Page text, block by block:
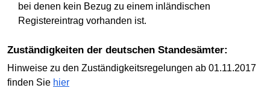
bei denen kein Bezug zu einem inländischen
Registereintrag vorhanden ist.
Zuständigkeiten der deutschen Standesämter:
Hinweise zu den Zuständigkeitsregelungen ab 01.11.2017
finden Sie hier